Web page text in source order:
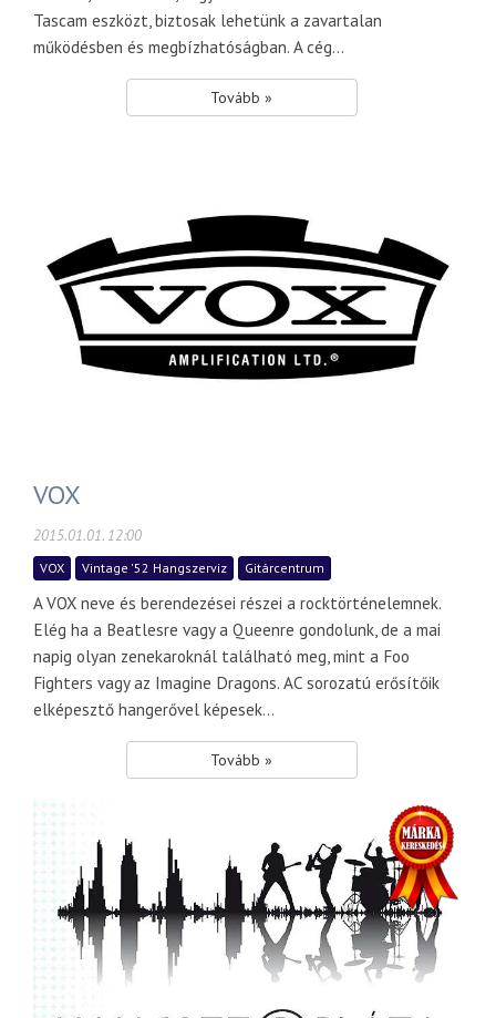
Tascam eszközt, biztosak lehetünk a zavartalan
működésben és megbízhatóságban. A cég...
Tovább »
VOX
2015.01.01. 12:00
VOX Vintage '52 Hangszerviz Gitárcentrum
A VOX neve és berendezései részei a rocktörténelemnek.
Elég ha a Beatlesre vagy a Queenre gondolunk, de a mai
napig olyan zenekaroknál található meg, mint a Foo
Fighters vagy az Imagine Dragons. AC sorozatú erősítőik
elképesztő hangerővel képesek...
Tovább »